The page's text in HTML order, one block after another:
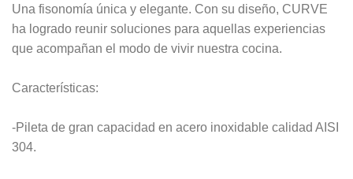
Una fisonomía única y elegante. Con su diseño, CURVE
ha logrado reunir soluciones para aquellas experiencias
que acompañan el modo de vivir nuestra cocina.
Características:
-Pileta de gran capacidad en acero inoxidable calidad AISI
304.